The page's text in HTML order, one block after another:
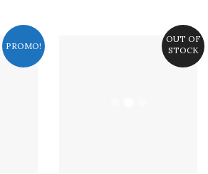
PROMO!
OUT OF
STOCK